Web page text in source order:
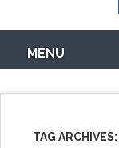
MENU
TAG ARCHIVES: